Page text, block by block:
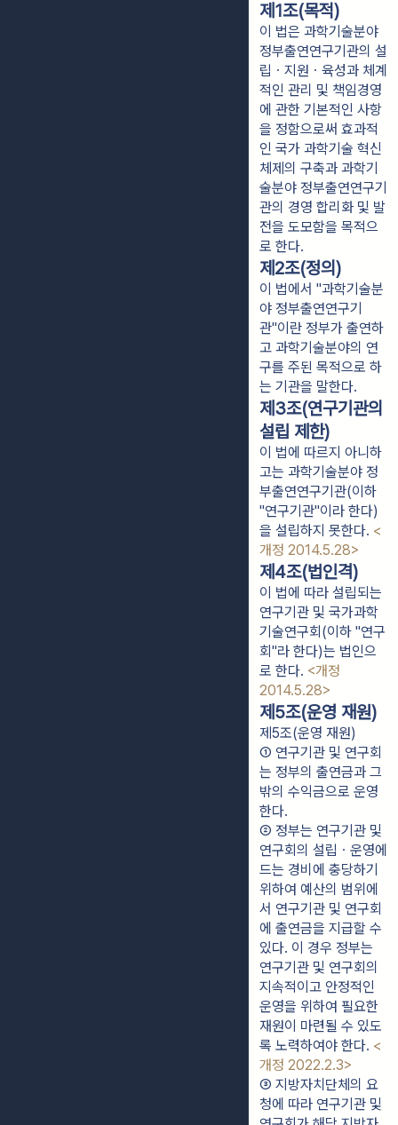
제1조(목적)
이 법은 과학기술분야
정부출연연구기관의 설
립ㆍ지원ㆍ육성과 체계
적인 관리 및 책임경영
에 관한 기본적인 사항
을 정함으로써 효과적
인 국가 과학기술 혁신
체제의 구축과 과학기
술분야 정부출연연구기
관의 경영 합리화 및 발
전을 도모함을 목적으
로 한다.
제2조(정의)
이 법에서 "과학기술분
야 정부출연연구기
관"이란 정부가 출연하
고 과학기술분야의 연
구를 주된 목적으로 하
는 기관을 말한다.
제3조(연구기관의
설립 제한)
이 법에 따르지 아니하
고는 과학기술분야 정
부출연연구기관(이하
"연구기관"이라 한다)
을 설립하지 못한다. <
개정 2014.5.28>
제4조(법인격)
이 법에 따라 설립되는
연구기관 및 국가과학
기술연구회(이하 "연구
회"라 한다)는 법인으
로 한다. <개정
2014.5.28>
제5조(운영 재원)
제5조(운영 재원)
① 연구기관 및 연구회
는 정부의 출연금과 그
밖의 수익금으로 운영
한다.
② 정부는 연구기관 및
연구회의 설립ㆍ운영에
드는 경비에 충당하기
위하여 예산의 범위에
서 연구기관 및 연구회
에 출연금을 지급할 수
있다. 이 경우 정부는
연구기관 및 연구회의
지속적이고 안정적인
운영을 위하여 필요한
재원이 마련될 수 있도
록 노력하여야 한다. <
개정 2022.2.3>
③ 지방자치단체의 요
청에 따라 연구기관 및